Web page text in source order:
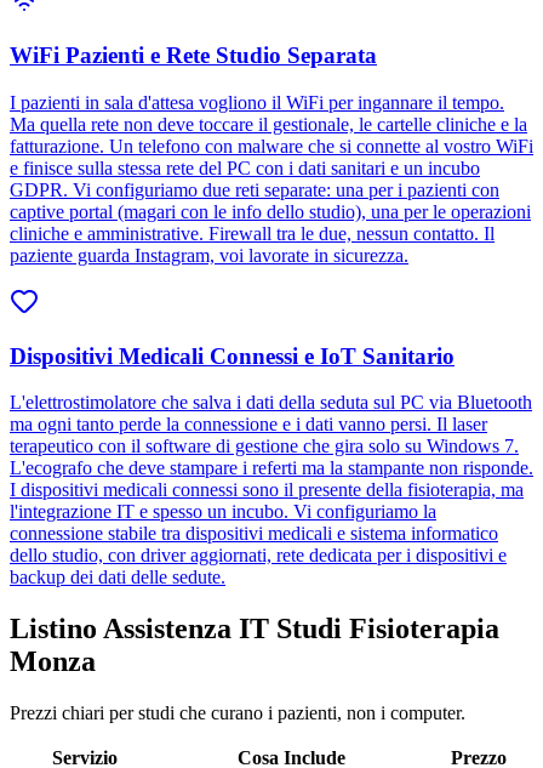
WiFi Pazienti e Rete Studio Separata
I pazienti in sala d'attesa vogliono il WiFi per ingannare il tempo.
Ma quella rete non deve toccare il gestionale, le cartelle cliniche e la
fatturazione. Un telefono con malware che si connette al vostro WiFi
e finisce sulla stessa rete del PC con i dati sanitari e un incubo
GDPR. Vi configuriamo due reti separate: una per i pazienti con
captive portal (magari con le info dello studio), una per le operazioni
cliniche e amministrative. Firewall tra le due, nessun contatto. Il
paziente guarda Instagram, voi lavorate in sicurezza.
Dispositivi Medicali Connessi e IoT Sanitario
L'elettrostimolatore che salva i dati della seduta sul PC via Bluetooth
ma ogni tanto perde la connessione e i dati vanno persi. Il laser
terapeutico con il software di gestione che gira solo su Windows 7.
L'ecografo che deve stampare i referti ma la stampante non risponde.
I dispositivi medicali connessi sono il presente della fisioterapia, ma
l'integrazione IT e spesso un incubo. Vi configuriamo la
connessione stabile tra dispositivi medicali e sistema informatico
dello studio, con driver aggiornati, rete dedicata per i dispositivi e
backup dei dati delle sedute.
Listino Assistenza IT Studi Fisioterapia
Monza
Prezzi chiari per studi che curano i pazienti, non i computer.
Servizio Cosa Include
Prezzo